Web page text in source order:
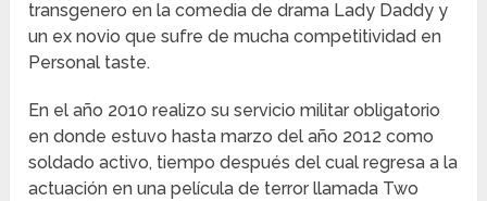
transgenero en la comedia de drama Lady Daddy y
un ex novio que sufre de mucha competitividad en
Personal taste.
En el año 2010 realizo su servicio militar obligatorio
en donde estuvo hasta marzo del año 2012 como
soldado activo, tiempo después del cual regresa a la
actuación en una película de terror llamada Two